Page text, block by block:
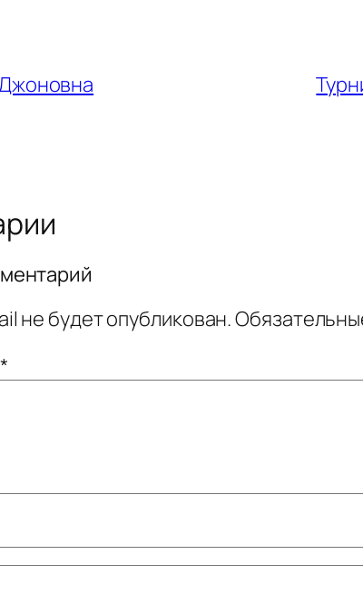
не будет опубликован.
*